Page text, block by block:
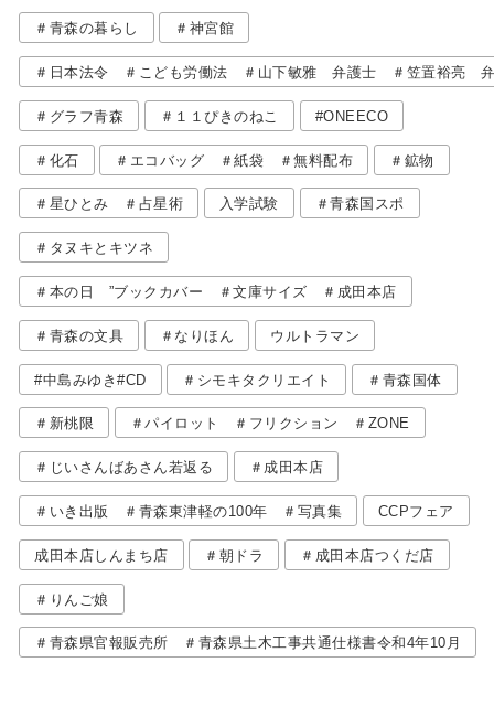
＃青森の暮らし ＃神宮館
＃日本法令 ＃こども労働法 ＃山下敏雅 弁護士 ＃笠置裕亮
＃グラフ青森 ＃１１ぴきのねこ #ONEECO
＃化石 ＃エコバッグ ＃紙袋 ＃無料配布 ＃鉱物
＃星ひとみ ＃占星術 入学試験 ＃青森国スポ
＃タヌキとキツネ
＃本の日 ”ブックカバー ＃文庫サイズ ＃成田本店
＃青森の文具 ＃なりほん ウルトラマン
#中島みゆき#CD ＃シモキタクリエイト ＃青森国体
＃新桃限 ＃パイロット ＃フリクション ＃ZONE
＃じいさんばあさん若返る ＃成田本店
＃いき出版 ＃青森東津軽の100年 ＃写真集 CCPフェア
成田本店しんまち店 ＃朝ドラ ＃成田本店つくだ店
＃りんご娘
＃青森県官報販売所 ＃青森県土木工事共通仕様書令和4年10月